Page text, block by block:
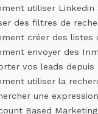
utiliser Linkedin
des filtres de
créer des listes
envoyer des
vos leads depuis
utiliser la
une
Based